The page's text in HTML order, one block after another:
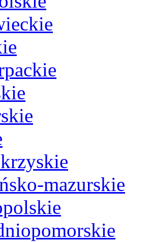
mazurskie